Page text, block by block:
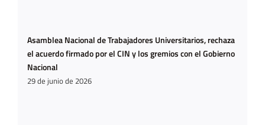
Asamblea Nacional de Trabajadores Universitarios, rechaza
el acuerdo firmado por el CIN y los gremios con el Gobierno
Nacional
29 de junio de 2026